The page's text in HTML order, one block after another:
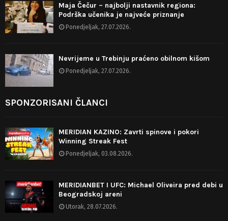
Maja Čečur – najbolji nastavnik regiona:
Podrška učenika je najveće priznanje
Ponedjeljak, 27.07.2026.
Nevrijeme u Trebinju praćeno obilnom kišom
Ponedjeljak, 27.07.2026.
SPONZORISANI ČLANCI
MERIDIAN KAZINO: Zavrti spinove i pokori
Winning Streak Fest
Ponedjeljak, 03.08.2026.
MERIDIANBET I UFC: Michael Oliveira pred debi u
Beogradskoj areni
Utorak, 28.07.2026.